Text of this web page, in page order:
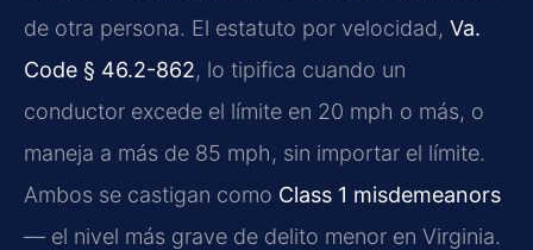
de otra persona. El estatuto por velocidad, Va.
Code § 46.2-862, lo tipifica cuando un
conductor excede el límite en 20 mph o más, o
maneja a más de 85 mph, sin importar el límite.
Ambos se castigan como Class 1 misdemeanors
— el nivel más grave de delito menor en Virginia.